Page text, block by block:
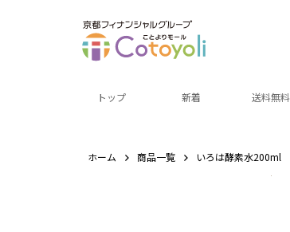
トップ 新着 送料無料
ホーム 商品一覧 いろは酵素水200ml